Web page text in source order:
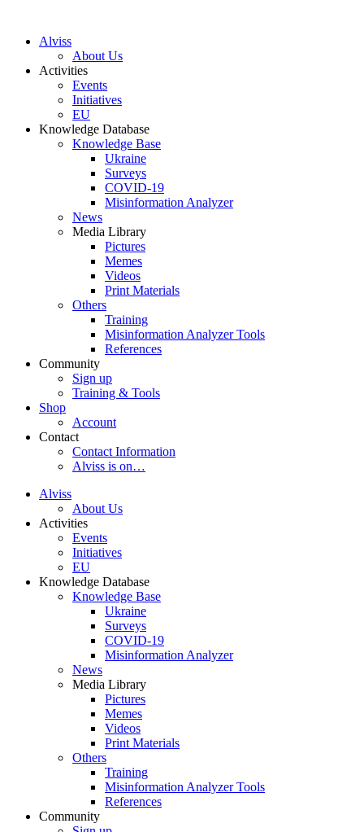
Alviss
About Us
Activities
Events
Initiatives
EU
Knowledge Database
Knowledge Base
Ukraine
Surveys
COVID-19
Misinformation Analyzer
News
Media Library
Pictures
Memes
Videos
Print Materials
Others
Training
Misinformation Analyzer Tools
References
Community
Sign up
Training & Tools
Shop
Account
Contact
Contact Information
Alviss is on…
Alviss
About Us
Activities
Events
Initiatives
EU
Knowledge Database
Knowledge Base
Ukraine
Surveys
COVID-19
Misinformation Analyzer
News
Media Library
Pictures
Memes
Videos
Print Materials
Others
Training
Misinformation Analyzer Tools
References
Community